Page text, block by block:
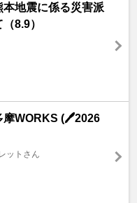
本地震に係る災害派
8.9）
摩WORKS (🖊️2026
ットさん